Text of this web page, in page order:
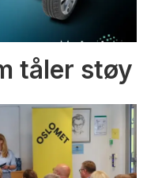
tåler støy